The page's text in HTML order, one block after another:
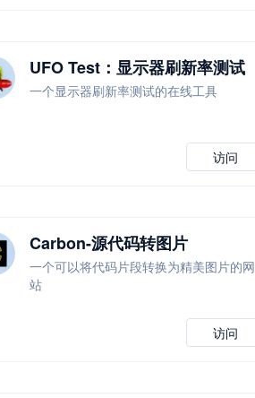
UFO Test：显示器刷新率测试
一个显示器刷新率测试的在线工具
访问
Carbon-源代码转图片
一个可以将代码片段转换为精美图片的网
站
访问